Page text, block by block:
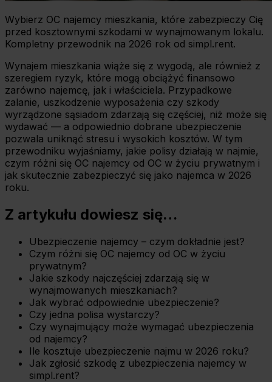
Wybierz OC najemcy mieszkania, które zabezpieczy Cię
przed kosztownymi szkodami w wynajmowanym lokalu.
Kompletny przewodnik na 2026 rok od simpl.rent.
Wynajem mieszkania wiąże się z wygodą, ale również z
szeregiem ryzyk, które mogą obciążyć finansowo
zarówno najemcę, jak i właściciela. Przypadkowe
zalanie, uszkodzenie wyposażenia czy szkody
wyrządzone sąsiadom zdarzają się częściej, niż może się
wydawać — a odpowiednio dobrane ubezpieczenie
pozwala uniknąć stresu i wysokich kosztów. W tym
przewodniku wyjaśniamy, jakie polisy działają w najmie,
czym różni się OC najemcy od OC w życiu prywatnym i
jak skutecznie zabezpieczyć się jako najemca w 2026
roku.
Z artykułu dowiesz się…
Ubezpieczenie najemcy – czym dokładnie jest?
Czym różni się OC najemcy od OC w życiu
prywatnym?
Jakie szkody najczęściej zdarzają się w
wynajmowanych mieszkaniach?
Jak wybrać odpowiednie ubezpieczenie?
Czy jedna polisa wystarczy?
Czy wynajmujący może wymagać ubezpieczenia
od najemcy?
Ile kosztuje ubezpieczenie najmu w 2026 roku?
Jak zgłosić szkodę z ubezpieczenia najemcy w
simpl.rent?